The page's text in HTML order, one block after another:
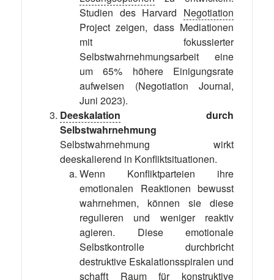
Studien des Harvard Negotiation
Project zeigen, dass Mediationen
mit fokussierter
Selbstwahrnehmungsarbeit eine
um 65% höhere Einigungsrate
aufweisen (Negotiation Journal,
Juni 2023).
Deeskalation durch
Selbstwahrnehmung
Selbstwahrnehmung wirkt
deeskalierend in Konfliktsituationen.
Wenn Konfliktparteien ihre
emotionalen Reaktionen bewusst
wahrnehmen, können sie diese
regulieren und weniger reaktiv
agieren. Diese emotionale
Selbstkontrolle durchbricht
destruktive Eskalationsspiralen und
schafft Raum für konstruktive